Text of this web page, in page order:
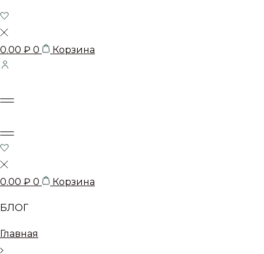
0.00 ₽ 0 Корзина
0.00 ₽ 0 Корзина
БЛОГ
Главная